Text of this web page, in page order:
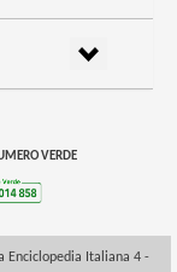
VERDE
Enciclopedia Italiana 4 -